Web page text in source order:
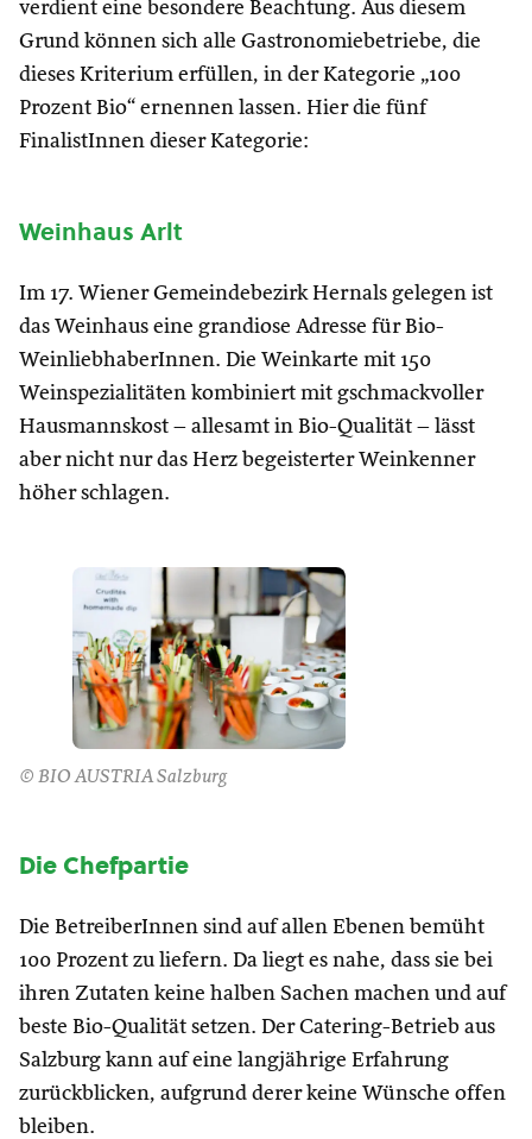
verdient eine besondere Beachtung. Aus diesem
Grund können sich alle Gastronomiebetriebe, die
dieses Kriterium erfüllen, in der Kategorie „100
Prozent Bio“ ernennen lassen. Hier die fünf
FinalistInnen dieser Kategorie:
Weinhaus Arlt
Im 17. Wiener Gemeindebezirk Hernals gelegen ist
das Weinhaus eine grandiose Adresse für Bio-
WeinliebhaberInnen. Die Weinkarte mit 150
Weinspezialitäten kombiniert mit gschmackvoller
Hausmannskost – allesamt in Bio-Qualität – lässt
aber nicht nur das Herz begeisterter Weinkenner
höher schlagen.
© BIO AUSTRIA Salzburg
Die Chefpartie
Die BetreiberInnen sind auf allen Ebenen bemüht
100 Prozent zu liefern. Da liegt es nahe, dass sie bei
ihren Zutaten keine halben Sachen machen und auf
beste Bio-Qualität setzen. Der Catering-Betrieb aus
Salzburg kann auf eine langjährige Erfahrung
zurückblicken, aufgrund derer keine Wünsche offen
bleiben.